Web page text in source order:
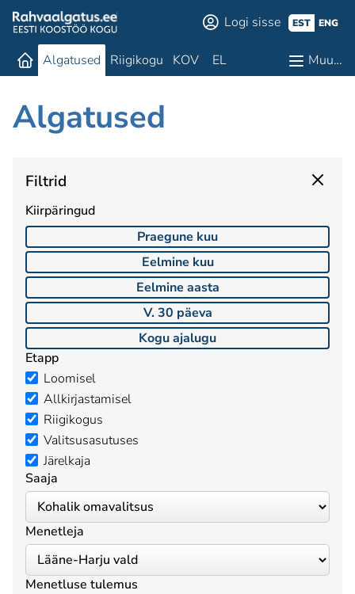
Logi sisse EST ENG
Algatused Riigikogu KOV EL Muu…
Algatused
Filtrid
Kiirpäringud
Praegune kuu
Eelmine kuu
Eelmine aasta
V. 30 päeva
Kogu ajalugu
Etapp
Loomisel
Allkirjastamisel
Riigikogus
Valitsusasutuses
Järelkaja
Saaja
Menetleja
Menetluse tulemus